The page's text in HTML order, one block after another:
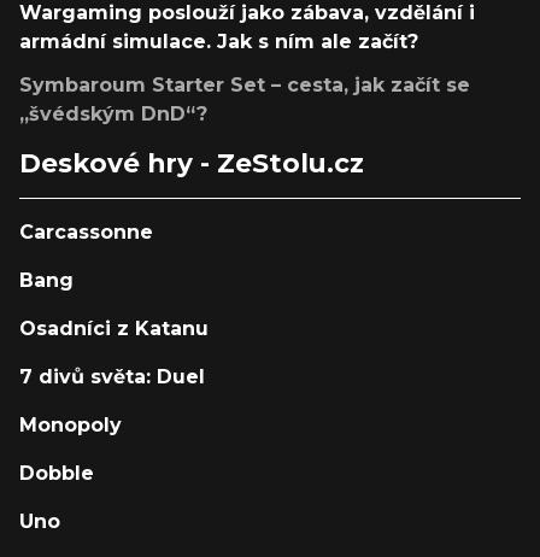
Wargaming poslouží jako zábava, vzdělání i
armádní simulace. Jak s ním ale začít?
Symbaroum Starter Set – cesta, jak začít se
„švédským DnD“?
Deskové hry - ZeStolu.cz
Carcassonne
Bang
Osadníci z Katanu
7 divů světa: Duel
Monopoly
Dobble
Uno